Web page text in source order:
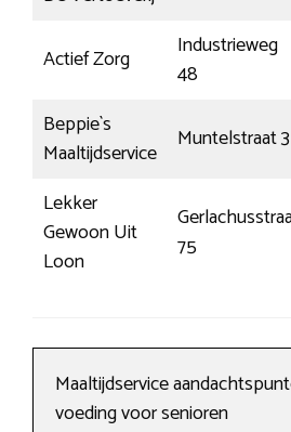
Actief Zorg
Industrieweg
48
Beppie`s
Maaltijdservice
Muntelstraat 3
Lekker
Gewoon Uit
Loon
75
Maaltijdservice
voeding voor senioren